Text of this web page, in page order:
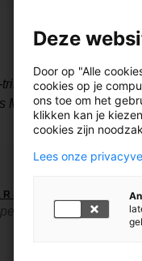
'Les pays des
Mia en Ines aan het
VAN REETH
la raison.
Deze
Door op "Alle
cookies op je
ons toe om het
klikken kan je
cookies zijn
Lees onze